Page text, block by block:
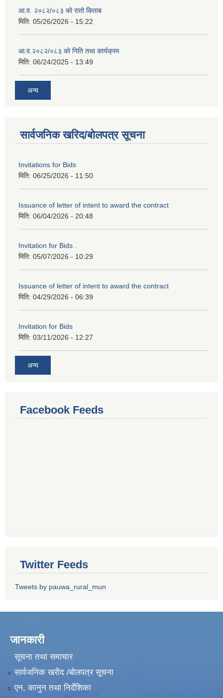
आ.व. २०८२/०८३ को रातो किताब
मिति: 05/26/2026 - 15:22
आ.व.२०८२/०८३ को निति तथा कार्यक्रम
मिति: 06/24/2025 - 13:49
अन्य
सार्वजनिक खरिद/बोलपत्र सूचना
Invitations for Bids
मिति: 06/25/2026 - 11:50
Issuance of letter of intent to award the contract
मिति: 06/04/2026 - 20:48
Invitation for Bids .
मिति: 05/07/2026 - 10:29
Issuance of letter of intent to award the contract
मिति: 04/29/2026 - 06:39
Invitation for Bids
मिति: 03/11/2026 - 12:27
अन्य
Facebook Feeds
Twitter Feeds
Tweets by pauwa_rural_mun
जानकारी
सूचना तथा समाचार
सार्वजनिक खरीद /बोलपत्र सूचना
एन, कानुन तथा निर्देशिका